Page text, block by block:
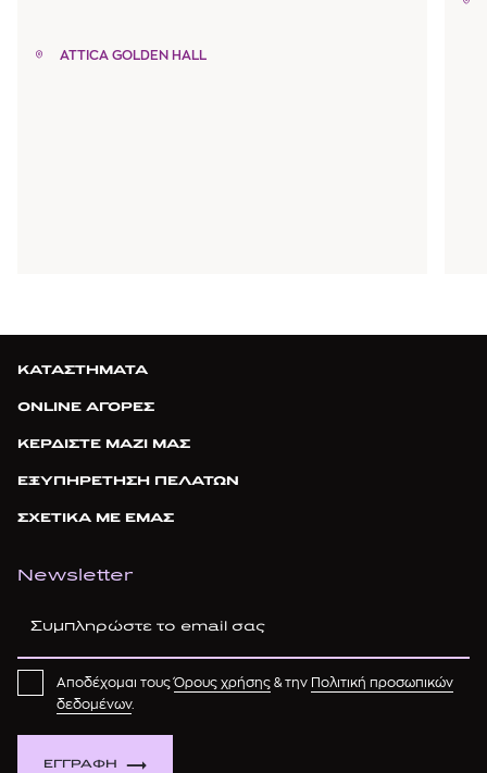
ATTICA GOLDEN HALL
ΚΑΤΑΣΤΗΜΑΤΑ
ONLINE ΑΓΟΡΕΣ
ΚΕΡΔΙΣΤΕ ΜΑΖΙ ΜΑΣ
ΕΞΥΠΗΡΕΤΗΣΗ ΠΕΛΑΤΩΝ
ΣΧΕΤΙΚΑ ΜΕ ΕΜΑΣ
Newsletter
ΕΓΓΡΑΦΗ
Αποδέχομαι τουςΌρους χρήσης & την Πολιτική προσωπικών
δεδομένων.